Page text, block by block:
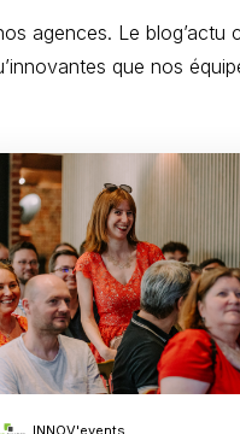
agences. Le blog’actu
que nos
INNOV'events